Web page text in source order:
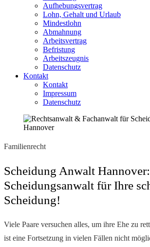
Aufhebungsvertrag
Lohn, Gehalt und Urlaub
Mindestlohn
Abmahnung
Arbeitsvertrag
Befristung
Arbeitszeugnis
Datenschutz
Kontakt
Kontakt
Impressum
Datenschutz
Familienrecht
Scheidung Anwalt Hannover:
Scheidungsanwalt für Ihre
Scheidung!
Viele Paare versuchen alles, um ihre Ehe zu
ist eine Fortsetzung in vielen Fällen nicht